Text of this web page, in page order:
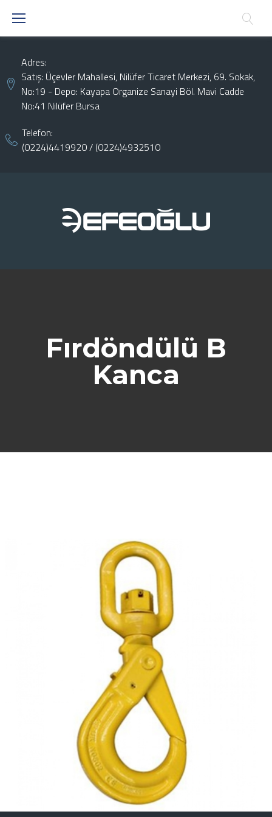
Skip
Adres:
Satış: Üçevler Mahallesi, Nilüfer Ticaret Merkezi, 69. Sokak,
No:19 - Depo: Kayapa Organize Sanayi Böl. Mavi Cadde
No:41 Nilüfer Bursa
Telefon:
(0224)4419920/ (0224)4932510
Fırdöndülü B
Kanca
FIRDÖNDÜLÜ B KANCA